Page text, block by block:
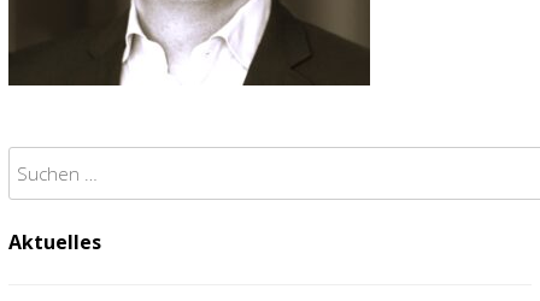
nach:
Aktuelles